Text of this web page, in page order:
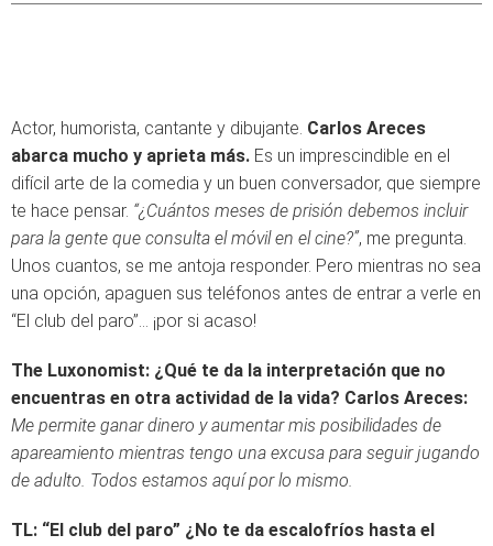
Actor, humorista, cantante y dibujante. Carlos Areces
abarca mucho y aprieta más. Es un imprescindible en el
difícil arte de la comedia y un buen conversador, que siempre
te hace pensar. “¿Cuántos meses de prisión debemos incluir
para la gente que consulta el móvil en el cine?”, me pregunta.
Unos cuantos, se me antoja responder. Pero mientras no sea
una opción, apaguen sus teléfonos antes de entrar a verle en
“El club del paro”… ¡por si acaso!
The Luxonomist: ¿Qué te da la interpretación que no
encuentras en otra actividad de la vida? Carlos Areces:
Me permite ganar dinero y aumentar mis posibilidades de
apareamiento mientras tengo una excusa para seguir jugando
de adulto. Todos estamos aquí por lo mismo.
TL: “El club del paro” ¿No te da escalofríos hasta el